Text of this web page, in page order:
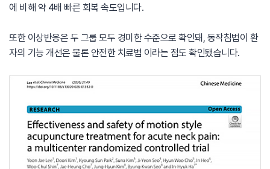
에 비해 약 4배 빠른 회복 속도입니다.
또한 이상반응은 두 그룹 모두 경미한 수준으로 확인돼, 동작침법이 환
자의 기능 개선은 물론 안전한 치료법 이라는 점도 확인됐습니다.